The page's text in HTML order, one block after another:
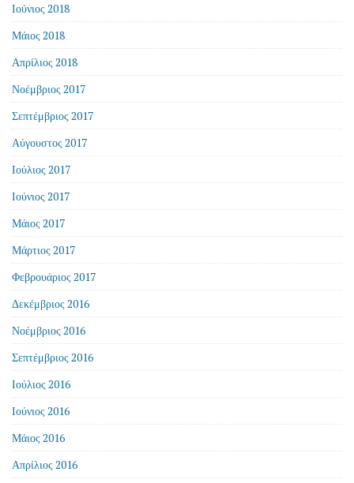
Ιούνιος 2018
Μάιος 2018
Απρίλιος 2018
Νοέμβριος 2017
Σεπτέμβριος 2017
Αύγουστος 2017
Ιούλιος 2017
Ιούνιος 2017
Μάιος 2017
Μάρτιος 2017
Φεβρουάριος 2017
Δεκέμβριος 2016
Νοέμβριος 2016
Σεπτέμβριος 2016
Ιούλιος 2016
Ιούνιος 2016
Μάιος 2016
Απρίλιος 2016